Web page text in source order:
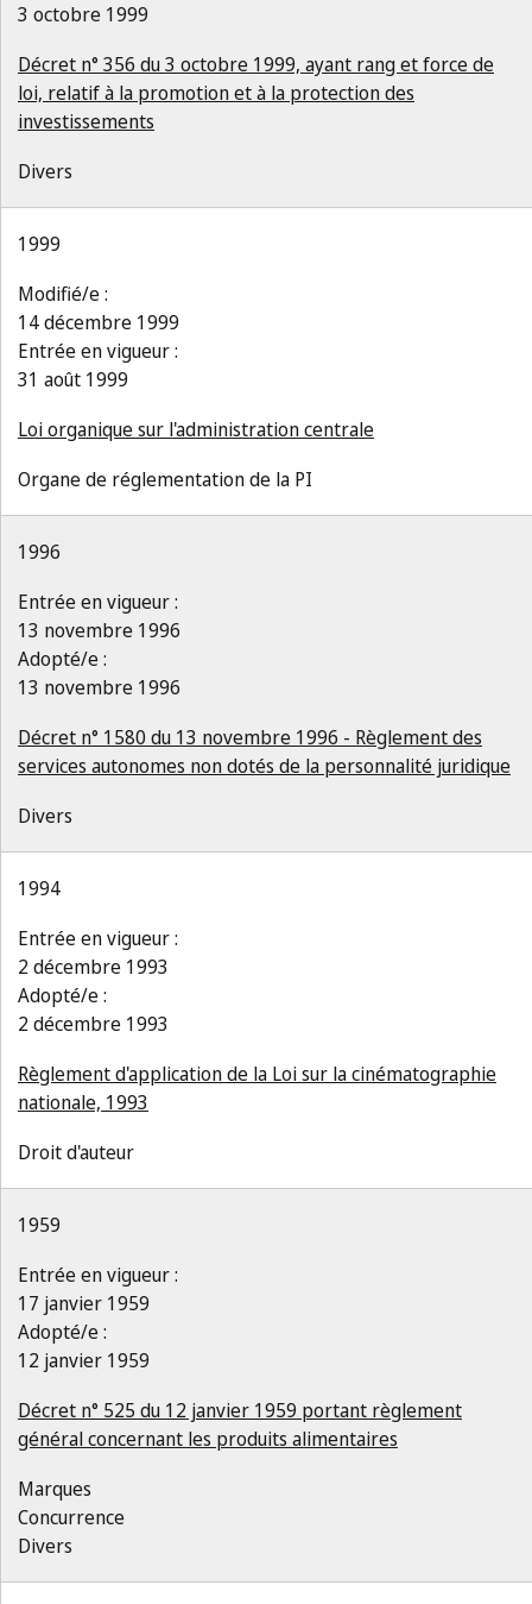
3 octobre 1999
Décret n° 356 du 3 octobre 1999, ayant rang et force de
loi, relatif à la promotion et à la protection des
investissements
Divers
1999
Modifié/e :
14 décembre 1999
Entrée en vigueur :
31 août 1999
Loi organique sur l'administration centrale
Organe de réglementation de la PI
1996
Entrée en vigueur :
13 novembre 1996
Adopté/e :
13 novembre 1996
Décret n° 1580 du 13 novembre 1996 - Règlement des
services autonomes non dotés de la personnalité juridique
Divers
1994
Entrée en vigueur :
2 décembre 1993
Adopté/e :
2 décembre 1993
Règlement d'application de la Loi sur la cinématographie
nationale, 1993
Droit d'auteur
1959
Entrée en vigueur :
17 janvier 1959
Adopté/e :
12 janvier 1959
Décret n° 525 du 12 janvier 1959 portant règlement
général concernant les produits alimentaires
Marques
Concurrence
Divers